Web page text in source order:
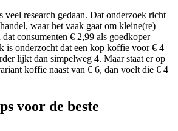
veel research gedaan. Dat onderzoek richt
waar het vaak gaat om kleine(re)
consumenten € 2,99 als goedkoper
is onderzocht dat een kop koffie voor € 4
lijkt dan simpelweg 4. Maar staat er op
koffie naast van € 6, dan voelt die € 4
voor de beste